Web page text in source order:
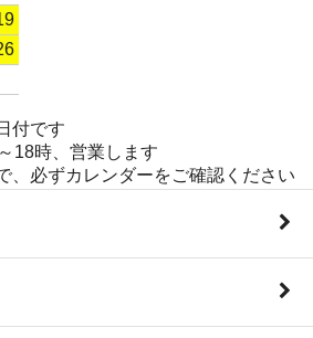
付です
18時、営業します
、必ずカレンダーをご確認ください